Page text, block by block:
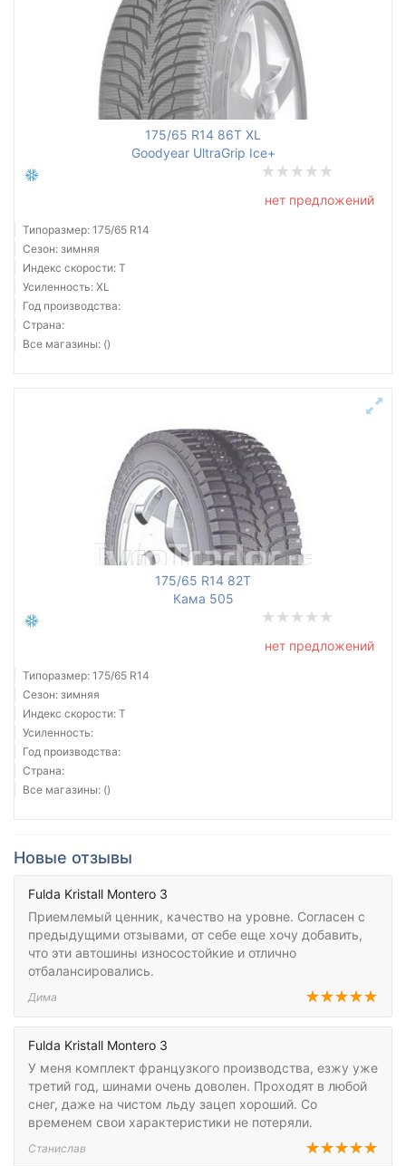
175/65 R14 86T XL
Goodyear UltraGrip Ice+
нет предложений
Типоразмер: 175/65 R14
Сезон: зимняя
Индекс скорости: T
Усиленность: XL
Год производства:
Страна:
Все магазины: ()
175/65 R14 82T
Кама 505
нет предложений
Типоразмер: 175/65 R14
Сезон: зимняя
Индекс скорости: T
Усиленность:
Год производства:
Страна:
Все магазины: ()
Новые отзывы
Fulda Kristall Montero 3
Приемлемый ценник, качество на уровне. Согласен с
предыдущими отзывами, от себе еще хочу добавить,
что эти автошины износостойкие и отлично
отбалансировались.
Дима
Fulda Kristall Montero 3
У меня комплект французкого производства, езжу уже
третий год, шинами очень доволен. Проходят в любой
снег, даже на чистом льду зацеп хороший. Со
временем свои характеристики не потеряли.
Станислав